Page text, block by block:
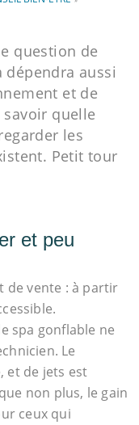
question de
dépendra aussi
et de
quelle
les
Petit tour
et peu
de vente : à partir
spa gonflable ne
Le
et de jets est
non plus, le gain
ceux qui